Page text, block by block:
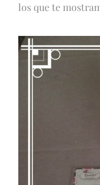
los que te